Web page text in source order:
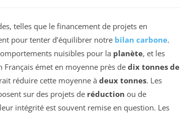
telles que le financement de projets en
pour tenter d’équilibrer notre bilan carbone.
nuisibles pour la planète, et les
émet en moyenne près dedix tonnes de
réduire cette moyenne à deux tonnes. Les
sur des projets de réduction ou de
leur intégrité est souvent remise en question. Les